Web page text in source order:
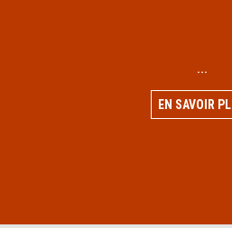
...
EN SAVOIR